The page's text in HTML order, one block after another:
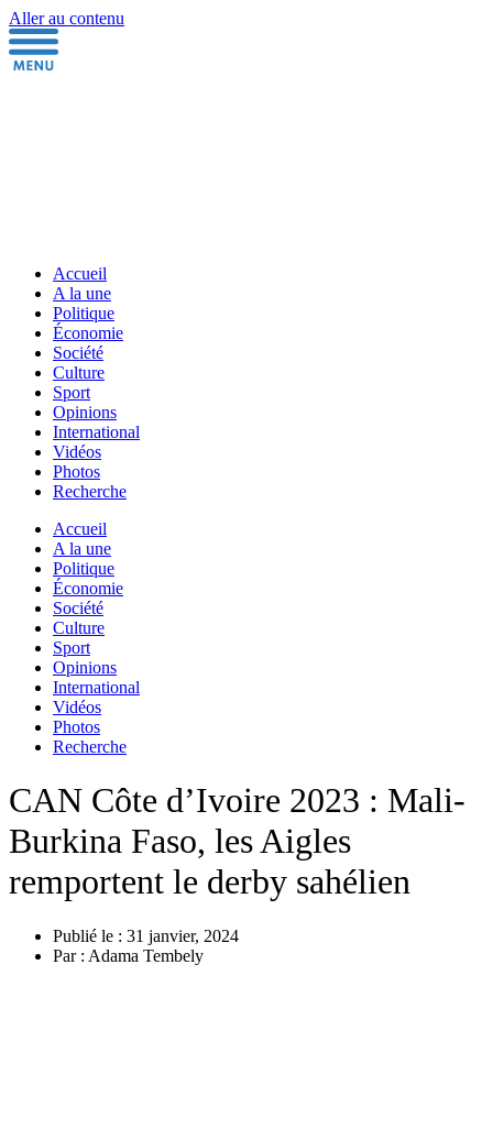
Aller au contenu
Accueil
A la une
Politique
Économie
Société
Culture
Sport
Opinions
International
Vidéos
Photos
Recherche
Accueil
A la une
Politique
Économie
Société
Culture
Sport
Opinions
International
Vidéos
Photos
Recherche
CAN Côte d’Ivoire 2023 : Mali-
Burkina Faso, les Aigles
remportent le derby sahélien
Publié le : 31 janvier, 2024
Par : Adama Tembely